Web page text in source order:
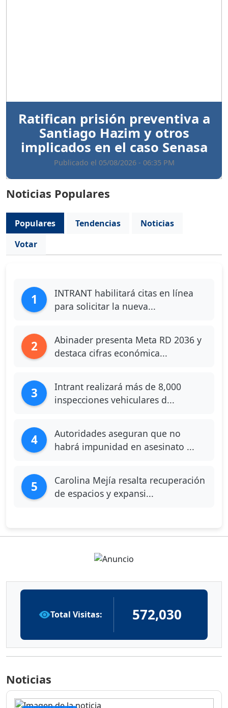
Ratifican prisión preventiva a
Santiago Hazim y otros
implicados en el caso Senasa
Publicado el 05/08/2026 - 06:35 PM
Noticias Populares
Populares Tendencias
Noticias
Votar
1
INTRANT habilitará citas en línea
para solicitar la nueva...
2
Abinader presenta Meta RD 2036 y
destaca cifras económica...
3
Intrant realizará más de 8,000
inspecciones vehiculares d...
4
Autoridades aseguran que no
habrá impunidad en asesinato ...
5
Carolina Mejía resalta recuperación
de espacios y expansi...
Total Visitas: 572,030
Noticias